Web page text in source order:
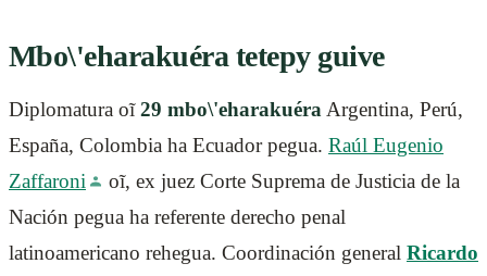
Mbo\'eharakuéra tetepy guive
Diplomatura oĩ29 mbo\'eharakuéra Argentina, Perú,
España, Colombia ha Ecuador pegua. Raúl Eugenio
Zaffaroni
oĩ, ex juez Corte Suprema de Justicia de la
Nación pegua ha referente derecho penal
latinoamericano rehegua. Coordinación general Ricardo